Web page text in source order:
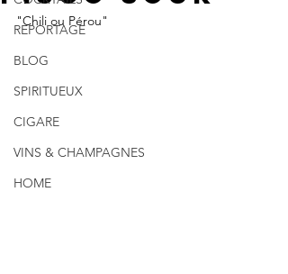
REPORTAGE
BLOG
SPIRITUEUX
CIGARE
VINS & CHAMPAGNES
HOME
"Chili ou Pérou"